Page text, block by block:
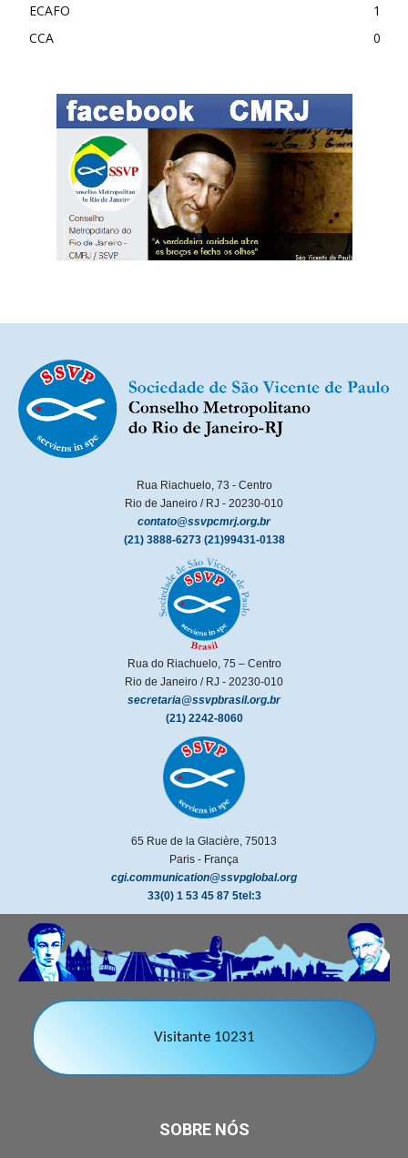
ECAFO
1
CCA
0
Rua Riachuelo, 73 - Centro
Rio de Janeiro / RJ - 20230-010
contato@ssvpcmrj.org.br
(21) 3888-6273 (21)99431-0138
Rua do Riachuelo, 75 – Centro
Rio de Janeiro / RJ - 20230-010
secretaria@ssvpbrasil.org.br
(21) 2242-8060
65 Rue de la Glacière, 75013
Paris - França
cgi.communication@ssvpglobal.org
33(0) 1 53 45 87 5tel:3
Visitante 10231
SOBRE NÓS